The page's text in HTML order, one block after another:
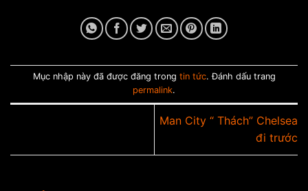
Mục nhập này đã được đăng trong tin tức. Đánh dấu trang
permalink.
Man City “ Thách” Chelsea
đi trước